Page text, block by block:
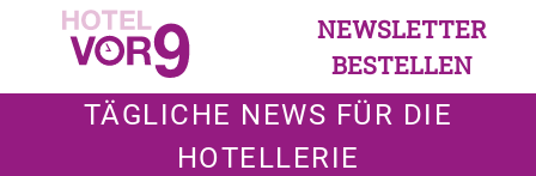
NEWSLETTER
BESTELLEN
TÄGLICHE NEWS FÜR DIE
HOTELLERIE